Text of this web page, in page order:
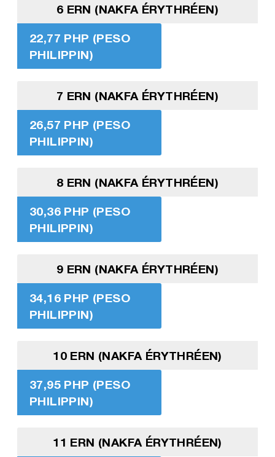
6 ERN (NAKFA ÉRYTHRÉEN)
22,77 PHP (PESO
PHILIPPIN)
7 ERN (NAKFA ÉRYTHRÉEN)
26,57 PHP (PESO
PHILIPPIN)
8 ERN (NAKFA ÉRYTHRÉEN)
30,36 PHP (PESO
PHILIPPIN)
9 ERN (NAKFA ÉRYTHRÉEN)
34,16 PHP (PESO
PHILIPPIN)
10 ERN (NAKFA ÉRYTHRÉEN)
37,95 PHP (PESO
PHILIPPIN)
11 ERN (NAKFA ÉRYTHRÉEN)